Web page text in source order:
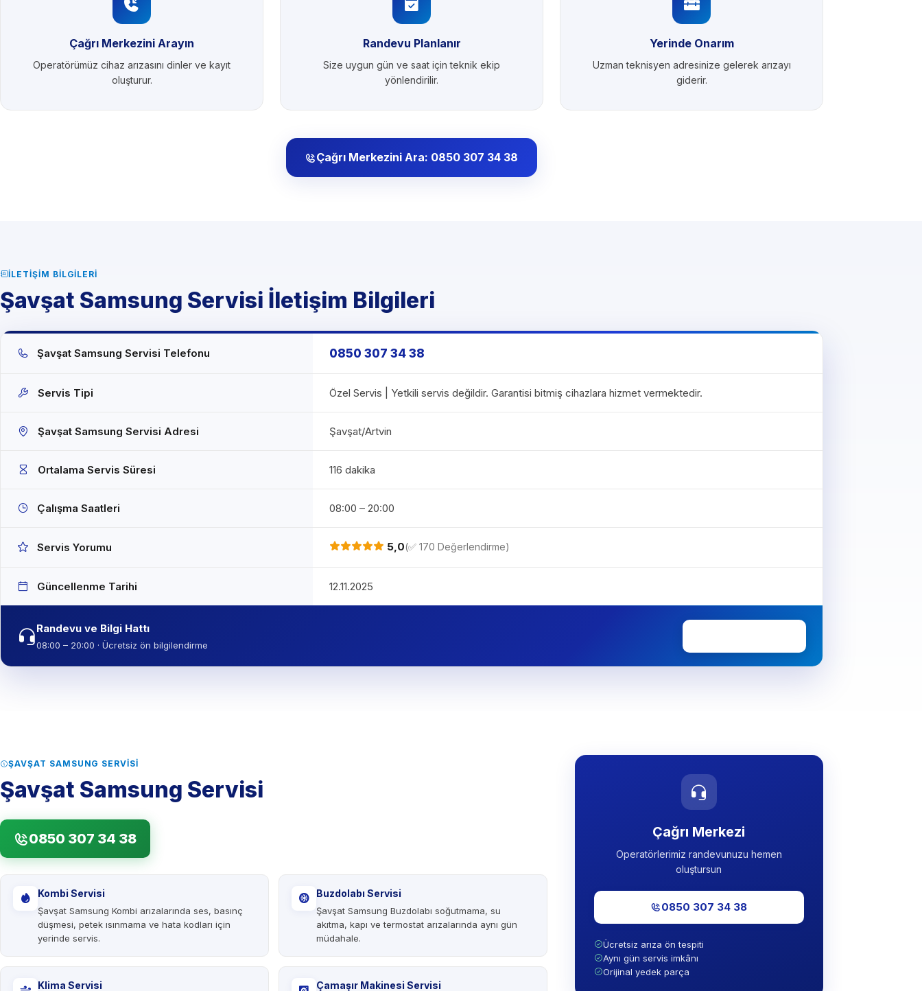
Çağrı Merkezini Arayın
Operatörümüz cihaz arızasını dinler ve kayıt
oluşturur.
Randevu Planlanır
Size uygun gün ve saat için teknik ekip
yönlendirilir.
Yerinde Onarım
Uzman teknisyen adresinize gelerek arızayı
giderir.
Çağrı Merkezini Ara: 0850 307 34 38
İLETIŞIM BILGILERI
Şavşat Samsung Servisi İletişim Bilgileri
Şavşat Samsung Servisi Telefonu 0850 307 34 38
Servis Tipi Özel Servis | Yetkili servis değildir. Garantisi bitmiş cihazlara hizmet vermektedir.
Şavşat Samsung Servisi Adresi Şavşat/Artvin
Ortalama Servis Süresi 116 dakika
Çalışma Saatleri 08:00 – 20:00
Servis Yorumu 5,0(✅ 170 Değerlendirme)
Güncellenme Tarihi 12.11.2025
Randevu ve Bilgi Hattı
08:00 – 20:00 · Ücretsiz ön bilgilendirme
ŞAVŞAT SAMSUNG SERVISI
Şavşat Samsung Servisi
0850 307 34 38
Kombi Servisi
Şavşat Samsung Kombi arızalarında ses, basınç
düşmesi, petek ısınmama ve hata kodları için
yerinde servis.
Buzdolabı Servisi
Şavşat Samsung Buzdolabı soğutmama, su
akıtma, kapı ve termostat arızalarında aynı gün
müdahale.
Klima Servisi Çamaşır Makinesi Servisi
Çağrı Merkezi
Operatörlerimiz randevunuzu hemen
oluştursun
0850 307 34 38
Ücretsiz arıza ön tespiti
Aynı gün servis imkânı
Orijinal yedek parça